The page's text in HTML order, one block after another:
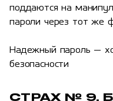
поддаются на
пароли через тот же
Надежный пароль —
безопасности
СТРАХ № 9.